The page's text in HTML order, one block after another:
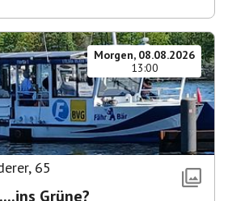
Morgen, 08.08.2026
13:00
, 65
Grüne?